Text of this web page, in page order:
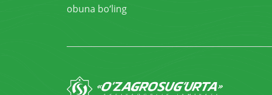
obuna bo‘ling